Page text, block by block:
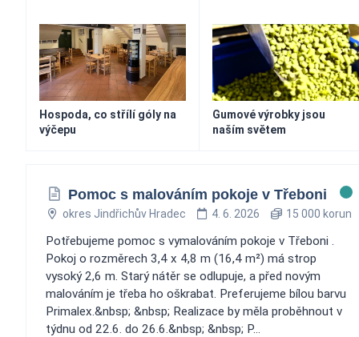
Hospoda, co střílí góly na
výčepu
Gumové výrobky jsou
naším světem
Pomoc s malováním pokoje v Třeboni
okres Jindřichův Hradec 4. 6. 2026 15 000 korun
Potřebujeme pomoc s vymalováním pokoje v Třeboni .
Pokoj o rozměrech 3,4 x 4,8 m (16,4 m²) má strop
vysoký 2,6 m. Starý nátěr se odlupuje, a před novým
malováním je třeba ho oškrabat. Preferujeme bílou barvu
Primalex.&nbsp; &nbsp; Realizace by měla proběhnout v
týdnu od 22.6. do 26.6.&nbsp; &nbsp; P...